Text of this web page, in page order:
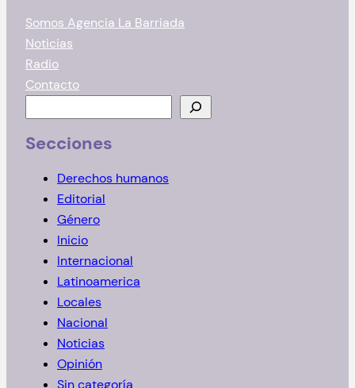
Somos Agencia La Barriada
Noticias
Radio
Contacto
u
s
Secciones
Derechos humanos
Editorial
Género
Inicio
Internacional
Latinoamerica
Locales
Nacional
Noticias
Opinión
Sin categoría